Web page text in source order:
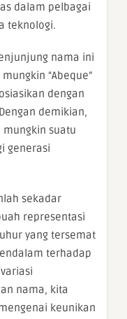
dalam pelbagai
teknologi.
nama ini
“Abeque”
dengan
demikian,
suatu
generasi
sekadar
representasi
yang tersemat
terhadap
nama, kita
keunikan